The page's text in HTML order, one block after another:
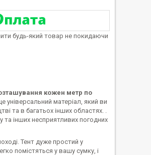
будь-який товар не покидаючи
кожен метр по
універсальний матеріал, який ви
та в багатьох інших областях. .
інших несприятливих погодних
Тент дуже простий у
помістяться у вашу сумку, і